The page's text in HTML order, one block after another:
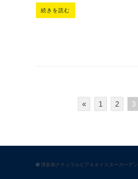
続きを読む
« 1 2 3
©博多南ナチュラルビア＆オイスターガーデン